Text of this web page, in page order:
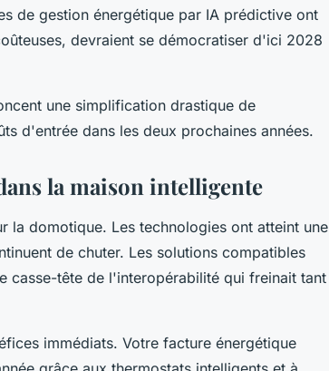
de gestion énergétique par IA prédictive ont
devraient se démocratiser d'ici 2028
une simplification drastique de
d'entrée dans les deux prochaines années.
la maison intelligente
la domotique. Les technologies ont atteint une
de chuter. Les solutions compatibles
casse-tête de l'interopérabilité qui freinait tant
immédiats. Votre facture énergétique